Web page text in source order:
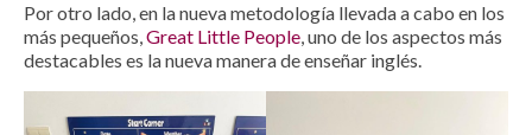
Por otro lado, en la nueva metodología llevada a cabo en los
más pequeños,Great Little People, uno de los aspectos más
destacables es la nueva manera de enseñar inglés.